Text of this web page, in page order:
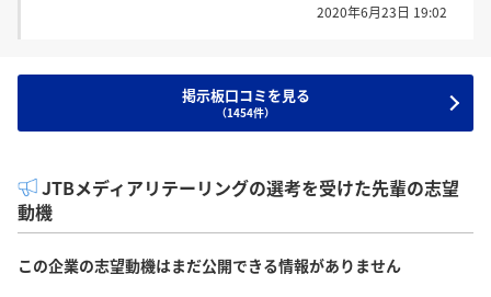
2020年6月23日 19:02
掲示板口コミを見る
（1454件）
JTBメディアリテーリングの選考を受けた先輩の志望
動機
この企業の志望動機はまだ公開できる情報がありません